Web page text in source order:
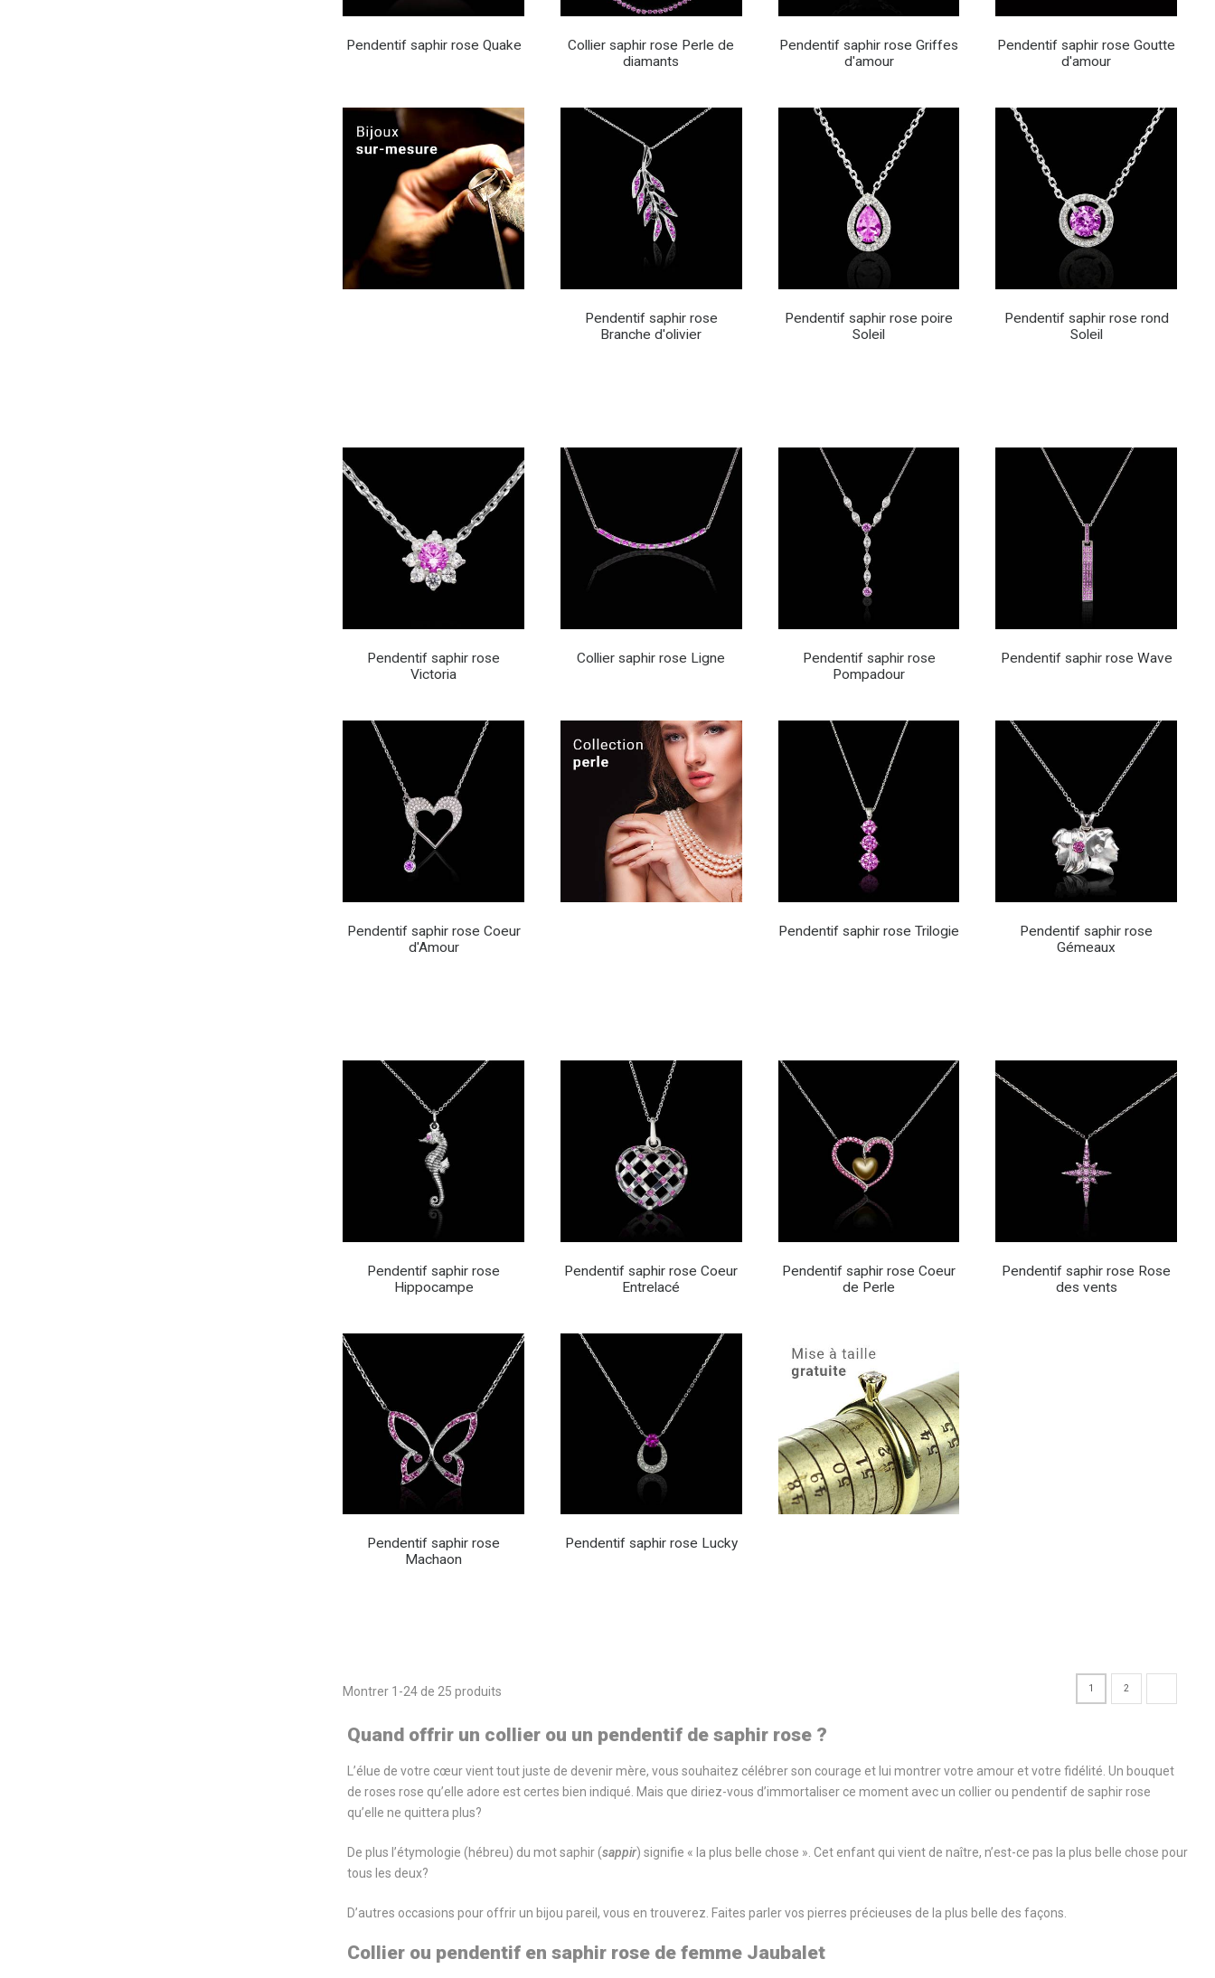
Pendentif saphir rose Quake
Collier saphir rose Perle de
diamants
Pendentif saphir rose Griffes
d'amour
Pendentif saphir rose Goutte
d'amour
Pendentif saphir rose
Branche d'olivier
Pendentif saphir rose poire
Soleil
Pendentif saphir rose rond
Soleil
Pendentif saphir rose
Victoria
Collier saphir rose Ligne
Pendentif saphir rose
Pompadour
Pendentif saphir rose Wave
Pendentif saphir rose Coeur
d'Amour
Pendentif saphir rose Trilogie
Pendentif saphir rose
Gémeaux
Pendentif saphir rose
Hippocampe
Pendentif saphir rose Coeur
Entrelacé
Pendentif saphir rose Coeur
de Perle
Pendentif saphir rose Rose
des vents
Pendentif saphir rose
Machaon
Pendentif saphir rose Lucky
Montrer 1-24 de 25 produits 1 2
Quand offrir un collier ou un pendentif de saphir rose ?
L’élue de votre cœur vient tout juste de devenir mère, vous souhaitez célébrer son courage et lui montrer votre amour et votre fidélité. Un bouquet
de roses rose qu’elle adore est certes bien indiqué. Mais que diriez-vous d’immortaliser ce moment avec un collier ou pendentif de saphir rose
qu’elle ne quittera plus?
De plus l’étymologie (hébreu) du mot saphir (sappir) signifie « la plus belle chose ». Cet enfant qui vient de naître, n’est-ce pas la plus belle chose pour
tous les deux?
D’autres occasions pour offrir un bijou pareil, vous en trouverez. Faites parler vos pierres précieuses de la plus belle des façons.
Collier ou pendentif en saphir rose de femme Jaubalet